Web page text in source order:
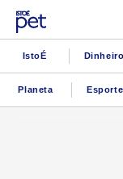
IstoÉ Dinheiro
Planeta